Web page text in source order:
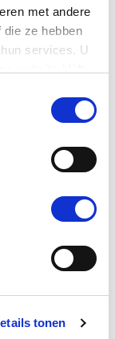
met andere
ze hebben
services. U
tonen
Deze 8 tips
bent